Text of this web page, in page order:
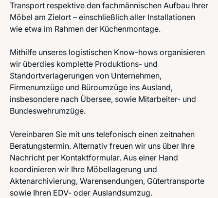
Transport respektive den fachmännischen Aufbau Ihrer
Möbel am Zielort – einschließlich aller Installationen
wie etwa im Rahmen der Küchenmontage.
Mithilfe unseres logistischen Know-hows organisieren
wir überdies komplette Produktions- und
Standortverlagerungen von Unternehmen,
Firmenumzüge und Büroumzüge ins Ausland,
insbesondere nach Übersee, sowie Mitarbeiter- und
Bundeswehrumzüge.
Vereinbaren Sie mit uns telefonisch einen zeitnahen
Beratungstermin. Alternativ freuen wir uns über Ihre
Nachricht per Kontaktformular. Aus einer Hand
koordinieren wir Ihre Möbellagerung und
Aktenarchivierung, Warensendungen, Gütertransporte
sowie Ihren EDV- oder Auslandsumzug.